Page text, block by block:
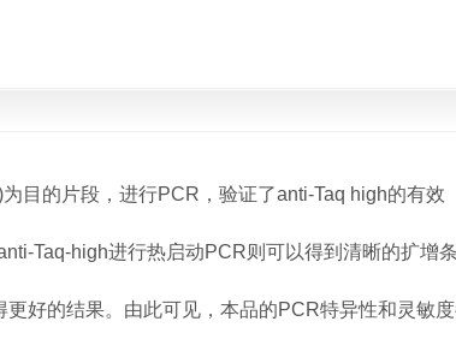
为目的片段，进行PCR，验证了anti-Taq high的有效
Taq-high进行热启动PCR则可以得到清晰的扩增条
好的结果。由此可见，本品的PCR特异性和灵敏